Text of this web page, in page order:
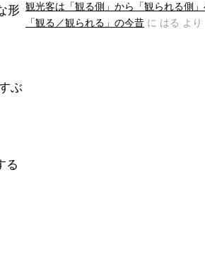
形
ぶ
る
観光客は「観る側」から「観られる側」
「観る／観られる」の今昔 に はる より